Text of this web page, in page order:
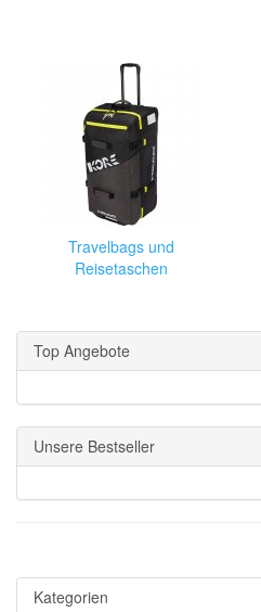
Travelbags und
Reisetaschen
Top Angebote
Unsere Bestseller
Kategorien